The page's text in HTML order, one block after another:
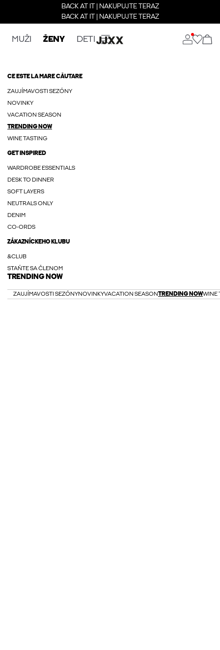
BACK AT IT | NAKUPUJTE TERAZ
BACK AT IT | NAKUPUJTE TERAZ
MUŽI ŽENY DETI
CE ESTE LA MARE CĂUTARE
ZAUJÍMAVOSTI SEZÓNY
NOVINKY
VACATION SEASON
TRENDING NOW
WINE TASTING
GET INSPIRED
WARDROBE ESSENTIALS
DESK TO DINNER
SOFT LAYERS
NEUTRALS ONLY
DENIM
CO-ORDS
ZÁKAZNÍCKEHO KLUBU
&CLUB
STAŇTE SA ČLENOM
TRENDING NOW
ZAUJÍMAVOSTI SEZÓNYNOVINKYVACATION SEASONTRENDING NOWWINE